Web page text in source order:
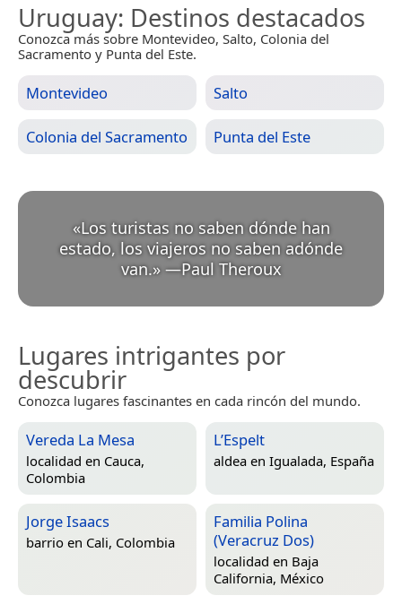
Uruguay: Destinos destacados
Conozca más sobre Montevideo, Salto, Colonia del
Sacramento y Punta del Este.
Montevideo Salto
Colonia del Sacramento Punta del Este
«Los turistas no saben dónde han
estado, los viajeros no saben adónde
van.» —Paul Theroux
Lugares intrigantes por
descubrir
Conozca lugares fascinantes en cada rincón del mundo.
Vereda La Mesa
localidad en Cauca,
Colombia
L’Espelt
aldea en Igualada, España
Jorge Isaacs
barrio en Cali, Colombia
Familia Polina
(Veracruz Dos)
localidad en Baja
California, México